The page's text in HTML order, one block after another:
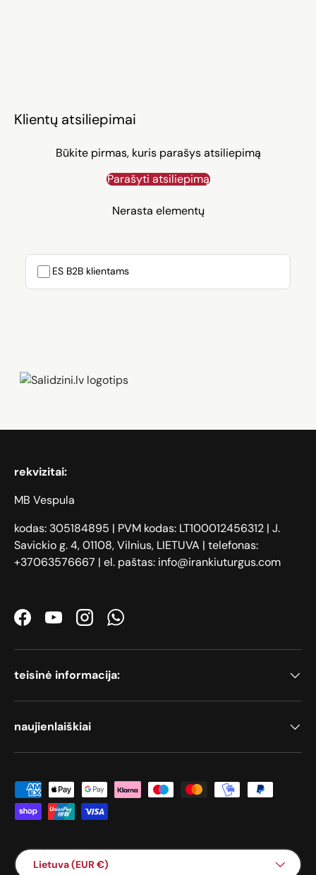
Klientų atsiliepimai
Būkite pirmas, kuris parašys atsiliepimą
Parašyti atsiliepimą
Nerasta elementų
ES B2B klientams
Zāģi, iPhone, Dyson, Mobilie
rekvizitai:
MB Vespula
kodas: 305184895 | PVM kodas: LT100012456312 | J.
Savickio g. 4, 01108, Vilnius, LIETUVA | telefonas:
+37063576667 | el. paštas: info@irankiuturgus.com
FacebookYouTubeInstagramWhatsApp
teisinė informacija:
naujienlaiškiai
Priimami mokėjimo būdai
Šalis / Regionas
Lietuva (EUR €)